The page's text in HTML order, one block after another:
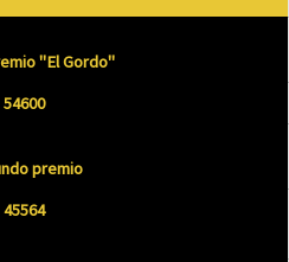
"El Gordo"
54600
premio
45564